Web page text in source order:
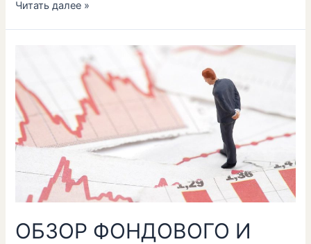
Читать далее »
ОБЗОР ФОНДОВОГО И
И
ТОВАРНОГО
РЫНКОВ
ЗА
ОКТЯБРЬ